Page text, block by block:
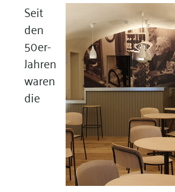
Seit
den
50er-
Jahren
waren
die